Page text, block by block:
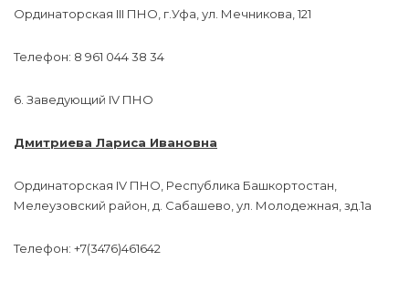
Ординаторская III ПНО, г.Уфа, ул. Мечникова, 121
Телефон: 8 961 044 38 34
6. Заведующий IV ПНО
Дмитриева Лариса Ивановна
Ординаторская IV ПНО, Республика Башкортостан,
Мелеузовский район, д. Сабашево, ул. Молодежная, зд.1а
Телефон: +7(3476)461642